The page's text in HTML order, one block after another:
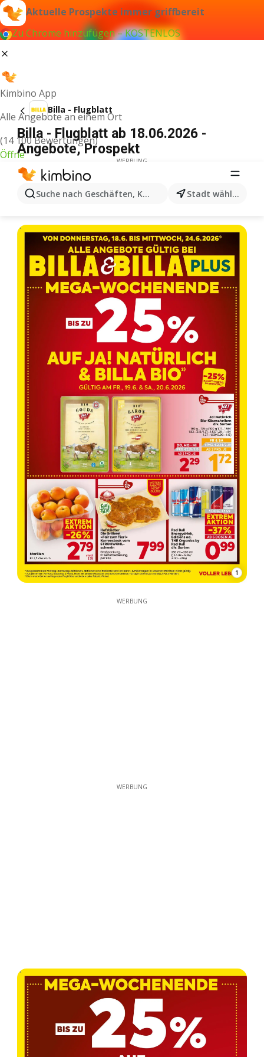
Aktuelle Prospekte immer griffbereit
Zu Chrome hinzufügen – KOSTENLOS
Kimbino App
Alle Angebote an einem Ort
(14 100 Bewertungen)
Öffne
Suche nach Geschäften, Kategorien, Produkten...
Stadt wählen
Billa - Flugblatt
Billa - Flugblatt ab 18.06.2026 -
Angebote, Prospekt
WERBUNG
1
WERBUNG
WERBUNG